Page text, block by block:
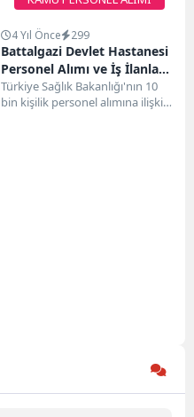
4 Yıl Önce 299
Battalgazi Devlet Hastanesi
Personel Alımı ve İş İlanları
2022! Başvurular Başladı
Türkiye Sağlık Bakanlığı'nın 10
bin kişilik personel alımına ilişkin